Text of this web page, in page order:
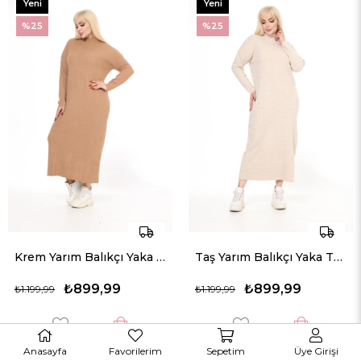
Krem Yarım Balıkçı Yaka Triko Örme Elbise
₺899,99
₺1.199,99
Yeni
Ürün
%25
Taş Yarım Balıkçı Yaka Triko Örme Elbise
₺899,99
₺1.199,99
Yeni
Ürün
%25
Anasayfa Favorilerim Sepetim Üye Girişi